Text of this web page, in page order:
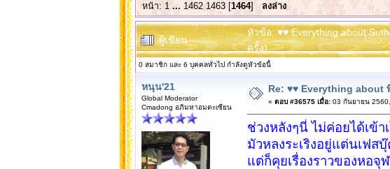
หน้า:1 ... 1462 1463[1464]ลงล่าง
ผู้เขียน
หัวข้อ: ♥♥ Everything about
ครั้ง)
0 สมาชิก และ 6 บุคคลทั่วไป กำลังดูหัวข้อนี้
หนุน'21
Global Moderator
Cmadong อภิมหาอมตะเซียน
Re: ♥♥ Everything about
« ตอบ #36575 เมื่อ:03 กันยายน
ช่วงหลังๆนี่ ไม่ค่อยได้เข้า
มัวหลงระเริงอยู่แต่นเฟสบุ๊
แต่ก็คุยเรื่องราวของหอจุ